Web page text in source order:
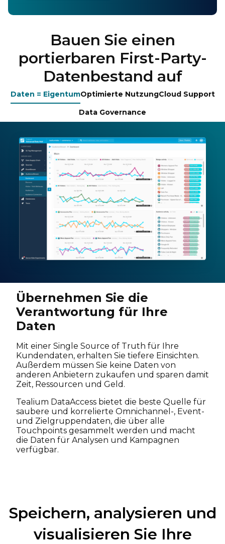
Bauen Sie einen
portierbaren First-Party-
Datenbestand auf
Daten = EigentumOptimierte NutzungCloud Support
Data Governance
Übernehmen Sie die
Verantwortung für Ihre
Daten
Mit einer Single Source of Truth für Ihre
Kundendaten, erhalten Sie tiefere Einsichten.
Außerdem müssen Sie keine Daten von
anderen Anbietern zukaufen und sparen damit
Zeit, Ressourcen und Geld.
Tealium DataAccess bietet die beste Quelle für
saubere und korrelierte Omnichannel-, Event-
und Zielgruppendaten, die über alle
Touchpoints gesammelt werden und macht
die Daten für Analysen und Kampagnen
verfügbar.
Speichern, analysieren und
visualisieren Sie Ihre